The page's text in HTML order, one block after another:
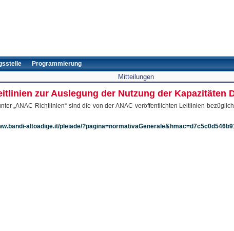
Programmierung
Mitteilungen
zur Auslegung der Nutzung der
„ANAC Richtlinien“ sind die von der ANAC veröffentlichten Leitlinien
altoadige.it/pleiade/